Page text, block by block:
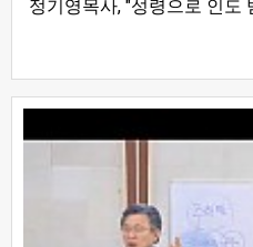
정기영목사, "성령으로 인